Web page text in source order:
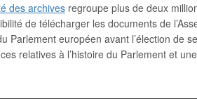
des archives regroupe plus de deux
de télécharger les documents de
Parlement européen avant l’élection de
relatives à l’histoire du Parlement et